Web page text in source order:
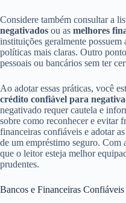
Considere também consultar a
negativados ou as melhores
instituições geralmente possuem
políticas mais claras. Outro
pessoais ou bancários sem ter
Ao adotar essas práticas, você
crédito confiável para
negativado requer cautela e
sobre como reconhecer e evitar
financeiras confiáveis e adotar
de um empréstimo seguro. Com
que o leitor esteja melhor
prudentes.
Bancos e Financeiras